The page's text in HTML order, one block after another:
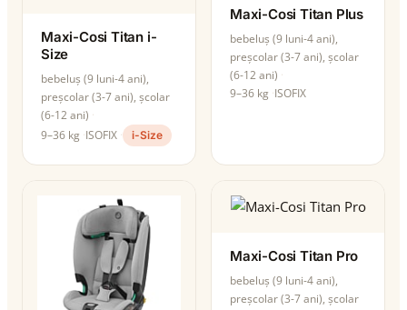
Maxi-Cosi Titan i-
Size
bebeluș (9 luni-4 ani),
preșcolar (3-7 ani), școlar
(6-12 ani)
9–36 kg ISOFIX i-Size
Maxi-Cosi Titan Plus
bebeluș (9 luni-4 ani),
preșcolar (3-7 ani), școlar
(6-12 ani)
9–36 kg ISOFIX
Maxi-Cosi Titan Pro
bebeluș (9 luni-4 ani),
preșcolar (3-7 ani), școlar